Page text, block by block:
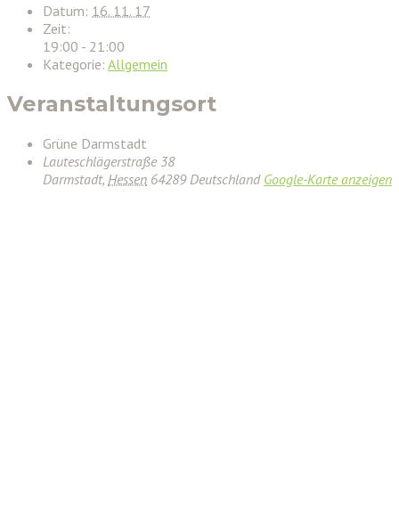
Datum: 16. 11. 17
Zeit:
19:00 - 21:00
Kategorie: Allgemein
Veranstaltungsort
Grüne Darmstadt
Lauteschlägerstraße 38
Darmstadt, Hessen 64289 Deutschland Google-Karte anzeigen